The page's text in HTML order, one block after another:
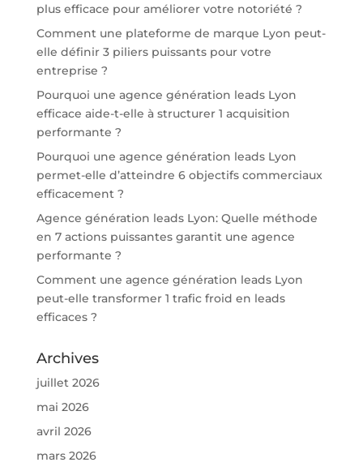
plus efficace pour améliorer votre notoriété ?
Comment une plateforme de marque Lyon peut-
elle définir 3 piliers puissants pour votre
entreprise ?
Pourquoi une agence génération leads Lyon
efficace aide-t-elle à structurer 1 acquisition
performante ?
Pourquoi une agence génération leads Lyon
permet-elle d’atteindre 6 objectifs commerciaux
efficacement ?
Agence génération leads Lyon: Quelle méthode
en 7 actions puissantes garantit une agence
performante ?
Comment une agence génération leads Lyon
peut-elle transformer 1 trafic froid en leads
efficaces ?
Archives
juillet 2026
mai 2026
avril 2026
mars 2026